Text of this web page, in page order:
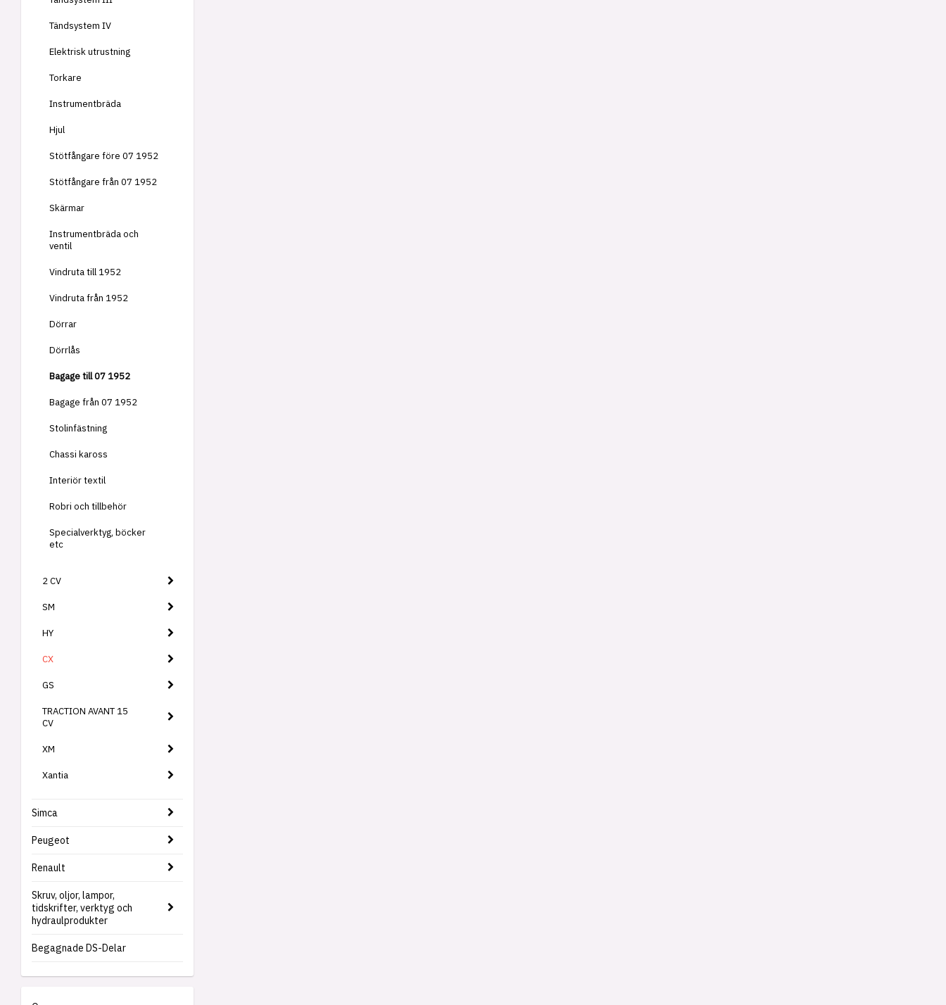
Tändsystem IV
Elektrisk utrustning
Torkare
Instrumentbräda
Hjul
Stötfångare före 07 1952
Stötfångare från 07 1952
Skärmar
Instrumentbräda och
ventil
Vindruta till 1952
Vindruta från 1952
Dörrar
Dörrlås
Bagage till 07 1952
Bagage från 07 1952
Stolinfästning
Chassi kaross
Interiör textil
Robri och tillbehör
Specialverktyg, böcker
etc
2 CV
SM
HY
CX
GS
TRACTION AVANT 15
CV
XM
Xantia
Simca
Peugeot
Renault
Skruv, oljor, lampor,
tidskrifter, verktyg och
hydraulprodukter
Begagnade DS-Delar